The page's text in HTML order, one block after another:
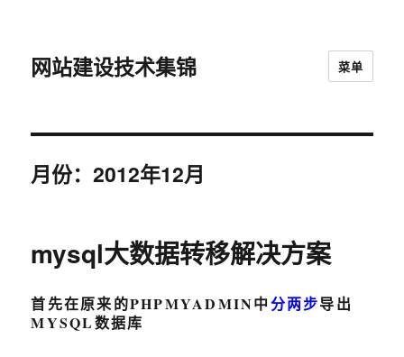
网站建设技术集锦 菜单
月份：2012年12月
mysql大数据转移解决方案
首先在原来的PHPMYADMIN中分两步导出
MYSQL数据库